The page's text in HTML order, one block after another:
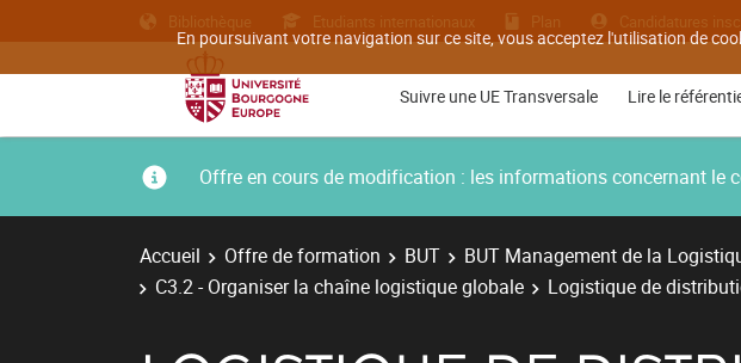
En poursuivant votre navigation sur ce site, vous acceptez l'utilisation de
Bibliothèque Etudiants internationaux Plan Candidatures
Suivre une UE Transversale Lire le
Offre en cours de modification : les informations concernant le
Accueil Offre de formation BUT BUT Management de la
C3.2 - Organiser la chaîne logistique globale
Logistique de